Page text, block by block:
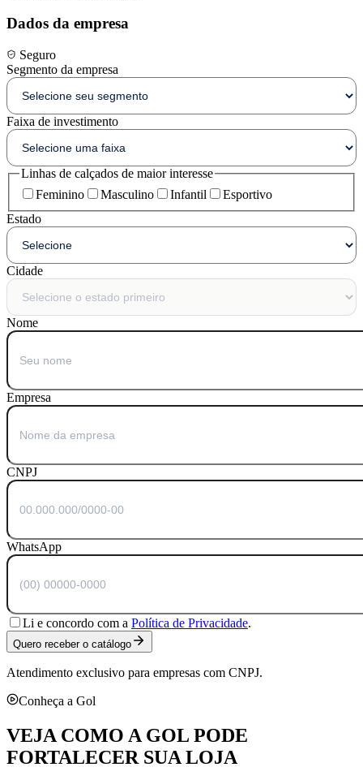
Dados da empresa
Seguro
Segmento da empresa
Faixa de investimento
Linhas de calçados de maior interesse
Feminino
Masculino Infantil
Esportivo
Estado
Cidade
Nome
Empresa
CNPJ
WhatsApp
Li e concordo com a Política de Privacidade.
Quero receber o catálogo
Atendimento exclusivo para empresas com CNPJ.
Conheça a Gol
VEJA COMO A GOL PODE
FORTALECER SUA LOJA